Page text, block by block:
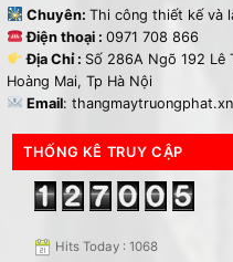
Chuyên: Thi công thiết kế và
Điện thoại : 0971 708 866
Địa Chỉ : Số 286A Ngõ 192 Lê
Hoàng Mai, Tp Hà Nội
Email:
THỐNG KÊ TRUY CẬP
Hits Today : 1068